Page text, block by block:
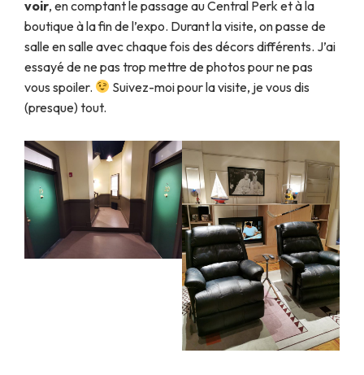
voir, en comptant le passage au Central Perk et à la
boutique à la fin de l’expo. Durant la visite, on passe de
salle en salle avec chaque fois des décors différents. J’ai
essayé de ne pas trop mettre de photos pour ne pas
vous spoiler.
Suivez-moi pour la visite, je vous dis
(presque) tout.